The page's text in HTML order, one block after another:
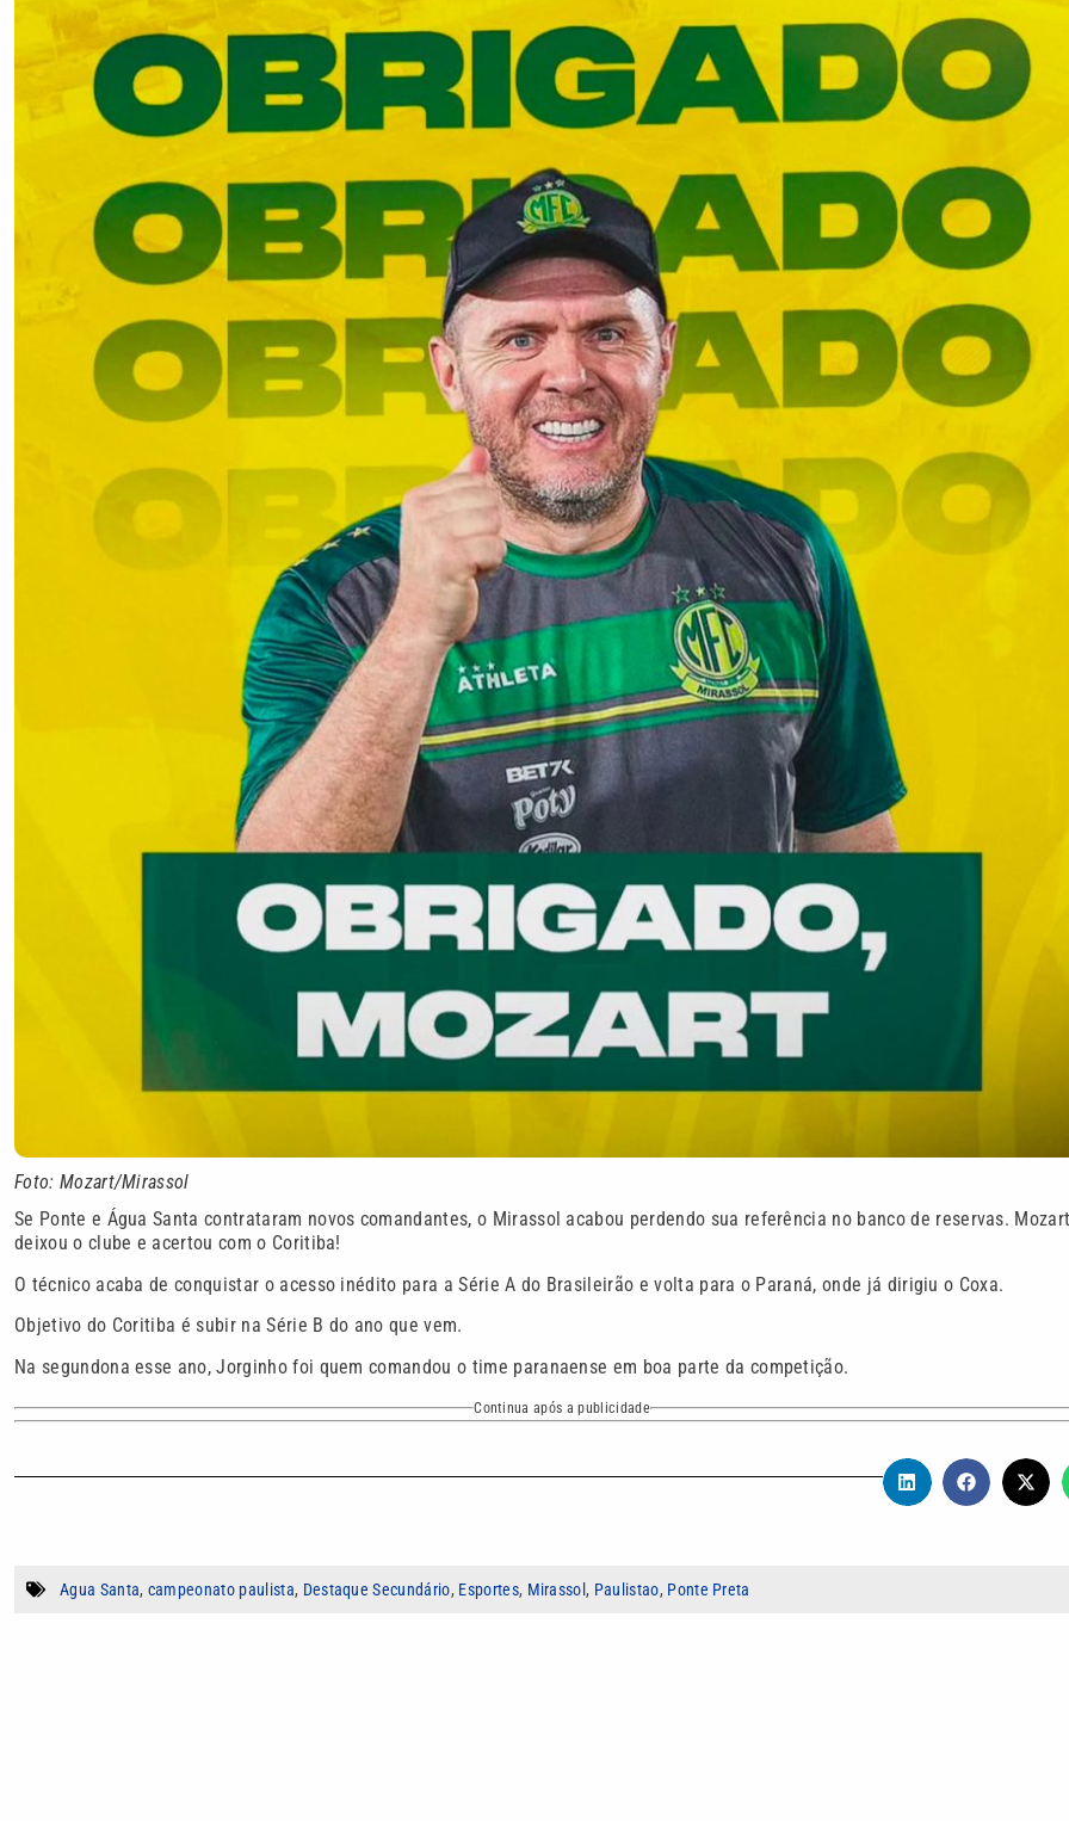
Foto: Mozart/Mirassol
Se Ponte e Água Santa contrataram novos comandantes, o Mirassol acabou perdendo sua referência no banco de reservas.
deixou o clube e acertou com o Coritiba!
O técnico acaba de conquistar o acesso inédito para a Série A do Brasileirão e volta para o Paraná, onde já dirigiu o Coxa.
Objetivo do Coritiba é subir na Série B do ano que vem.
Na segundona esse ano, Jorginho foi quem comandou o time paranaense em boa parte da competição.
Continua após a publicidade
Agua Santa, campeonato paulista, Destaque Secundário, Esportes, Mirassol, Paulistao, Ponte Preta